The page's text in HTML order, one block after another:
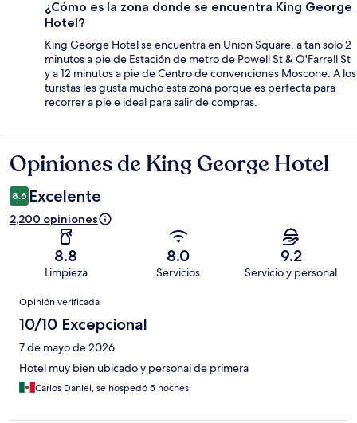
¿Cómo es la zona donde se encuentra King George
Hotel?
King George Hotel se encuentra en Union Square, a tan solo 2
minutos a pie de Estación de metro de Powell St & O'Farrell St
y a 12 minutos a pie de Centro de convenciones Moscone. A los
turistas les gusta mucho esta zona porque es perfecta para
recorrer a pie e ideal para salir de compras.
Opiniones
Opiniones de King George Hotel
8.6 Excelente
2,200 opiniones
8.8
Limpieza
8.0
Servicios
9.2
Servicio y personal
Opiniones
Opinión verificada
10/10 Excepcional
7 de mayo de 2026
Hotel muy bien ubicado y personal de primera
Carlos Daniel, se hospedó 5 noches